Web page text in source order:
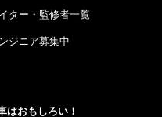
ター・監修者一覧
ジニア募集中
はおもしろい！